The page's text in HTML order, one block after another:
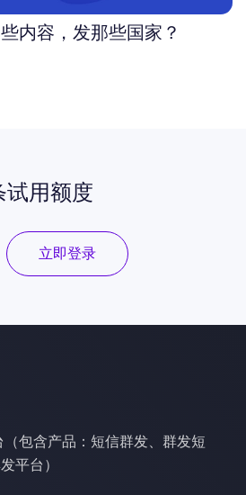
内容，发那些国家？
用额度
立即登录
包含产品：短信群发、群发短
平台）